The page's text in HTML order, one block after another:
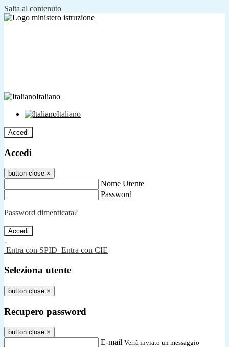
Salta al contenuto
Italiano
Italiano
Accedi
Accedi
button close ×
Nome Utente
Password
Password dimenticata?
-
Entra con SPID Entra con CIE
Seleziona utente
button close ×
Recupero password
button close ×
E-mail Verrà inviato un messaggio